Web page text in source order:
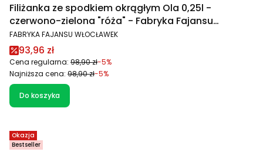
Filiżanka ze spodkiem okrągłym Ola 0,25l -
czerwono-zielona "róża" - Fabryka Fajansu
Włocławek
PRODUCENT
FABRYKA FAJANSU WŁOCŁAWEK
Cena promocyjna
93,96 zł
Cena regularna: 98,90 zł-5%
Najniższa cena: 98,90 zł-5%
Do koszyka
Okazja
Bestseller